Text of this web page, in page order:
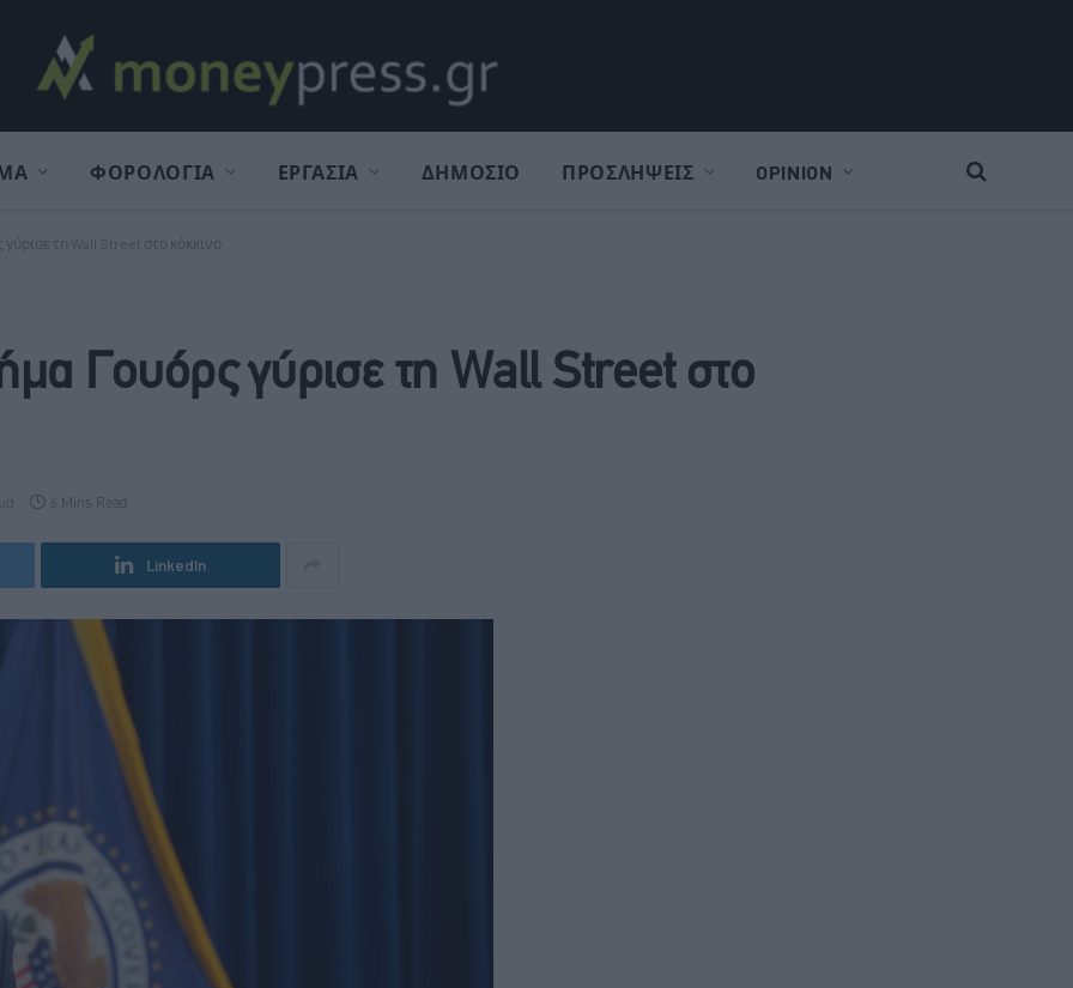
ΦΟΡΟΛΟΓΙΑ ΕΡΓΑΣΙΑ ΔΗΜΟΣΙΟ ΠΡΟΣΛΗΨΕΙΣ OPINION
γύρισε τη Wall Street στο κόκκινο
Γουόρς γύρισε τη Wall Street στο
6 Mins Read
LinkedIn